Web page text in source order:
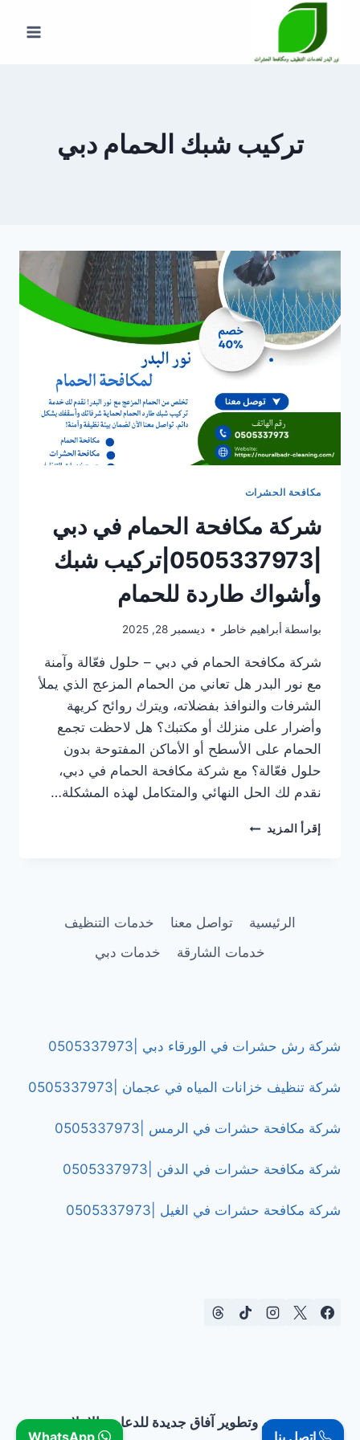
المحتوى
تركيب شبك الحمام دبي
مكافحة الحشرات
شركة مكافحة الحمام في دبي
|0505337973|تركيب شبك
وأشواك طاردة للحمام
بواسطة أبراهيم خاطر ديسمبر 28, 2025
شركة مكافحة الحمام في دبي – حلول فعّالة وآمنة
مع نور البدر هل تعاني من الحمام المزعج الذي يملأ
الشرفات والنوافذ بفضلاته، ويترك روائح كريهة
وأضرار على منزلك أو مكتبك؟ هل لاحظت تجمع
الحمام على الأسطح أو الأماكن المفتوحة بدون
حلول فعّالة؟ مع شركة مكافحة الحمام في دبي،
نقدم لك الحل النهائي والمتكامل لهذه المشكلة…
إقرأ المزيد شركة
تركيب
وأشواك
الرئيسية تواصل معنا
خدمات التنظيف
خدمات الشارقة
خدمات دبي
شركة رش حشرات في الورقاء دبي |0505337973
شركة تنظيف خزانات المياه في عجمان |0505337973
شركة مكافحة حشرات في الرمس |0505337973
شركة مكافحة حشرات في الدفن |0505337973
شركة مكافحة حشرات في الغيل |0505337973
تصميم وتطوير آفاق جديدة للدعاية والإعلان
اتصل بنا